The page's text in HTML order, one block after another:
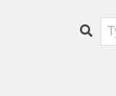
Search